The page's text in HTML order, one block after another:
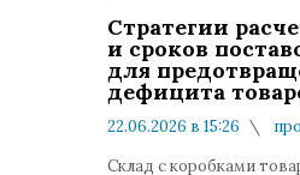
Стратегии
и сроков
для
дефицита
22.06.2026 в 15:26
Склад с коробками